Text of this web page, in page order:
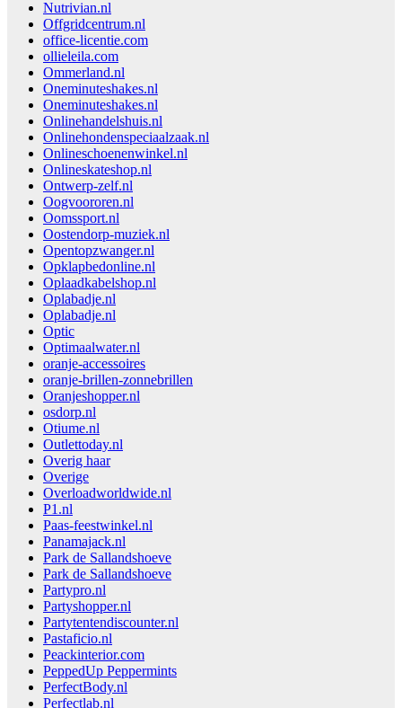
Nutrivian.nl
Offgridcentrum.nl
office-licentie.com
ollieleila.com
Ommerland.nl
Oneminuteshakes.nl
Oneminuteshakes.nl
Onlinehandelshuis.nl
Onlinehondenspeciaalzaak.nl
Onlineschoenenwinkel.nl
Onlineskateshop.nl
Ontwerp-zelf.nl
Oogvoororen.nl
Oomssport.nl
Oostendorp-muziek.nl
Opentopzwanger.nl
Opklapbedonline.nl
Oplaadkabelshop.nl
Oplabadje.nl
Oplabadje.nl
Optic
Optimaalwater.nl
oranje-accessoires
oranje-brillen-zonnebrillen
Oranjeshopper.nl
osdorp.nl
Otiume.nl
Outlettoday.nl
Overig haar
Overige
Overloadworldwide.nl
P1.nl
Paas-feestwinkel.nl
Panamajack.nl
Park de Sallandshoeve
Park de Sallandshoeve
Partypro.nl
Partyshopper.nl
Partytentendiscounter.nl
Pastaficio.nl
Peackinterior.com
PeppedUp Peppermints
PerfectBody.nl
Perfectlab.nl